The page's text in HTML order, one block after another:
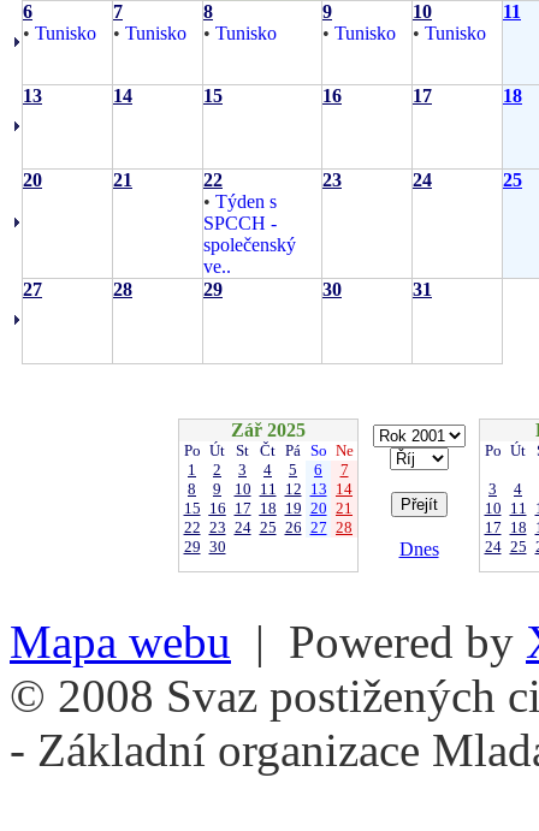
6
• Tunisko
7
• Tunisko
8
• Tunisko
9
• Tunisko
10
• Tunisko
11
13 14 15 16 17 18
20 21
22
• Týden s
SPCCH -
společenský
ve..
23 24 25
27 28 29 30 31
Zář 2025
Po Út St Čt Pá So Ne
1
2 3 4 5 6
7
8
9 10 11 12 13 14
15 16 17 18 19 20 21
22 23 24 25 26 27 28
29 30 Dnes
Po Út
3
4
10 11
17 18
24 25
Mapa webu | Powered by
© 2008 Svaz postižených
- Základní organizace